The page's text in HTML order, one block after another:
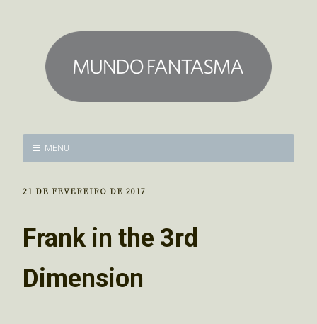
MENU
21 DE FEVEREIRO DE 2017
Frank in the 3rd
Dimension